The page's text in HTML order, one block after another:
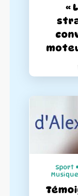
«
les
Sport